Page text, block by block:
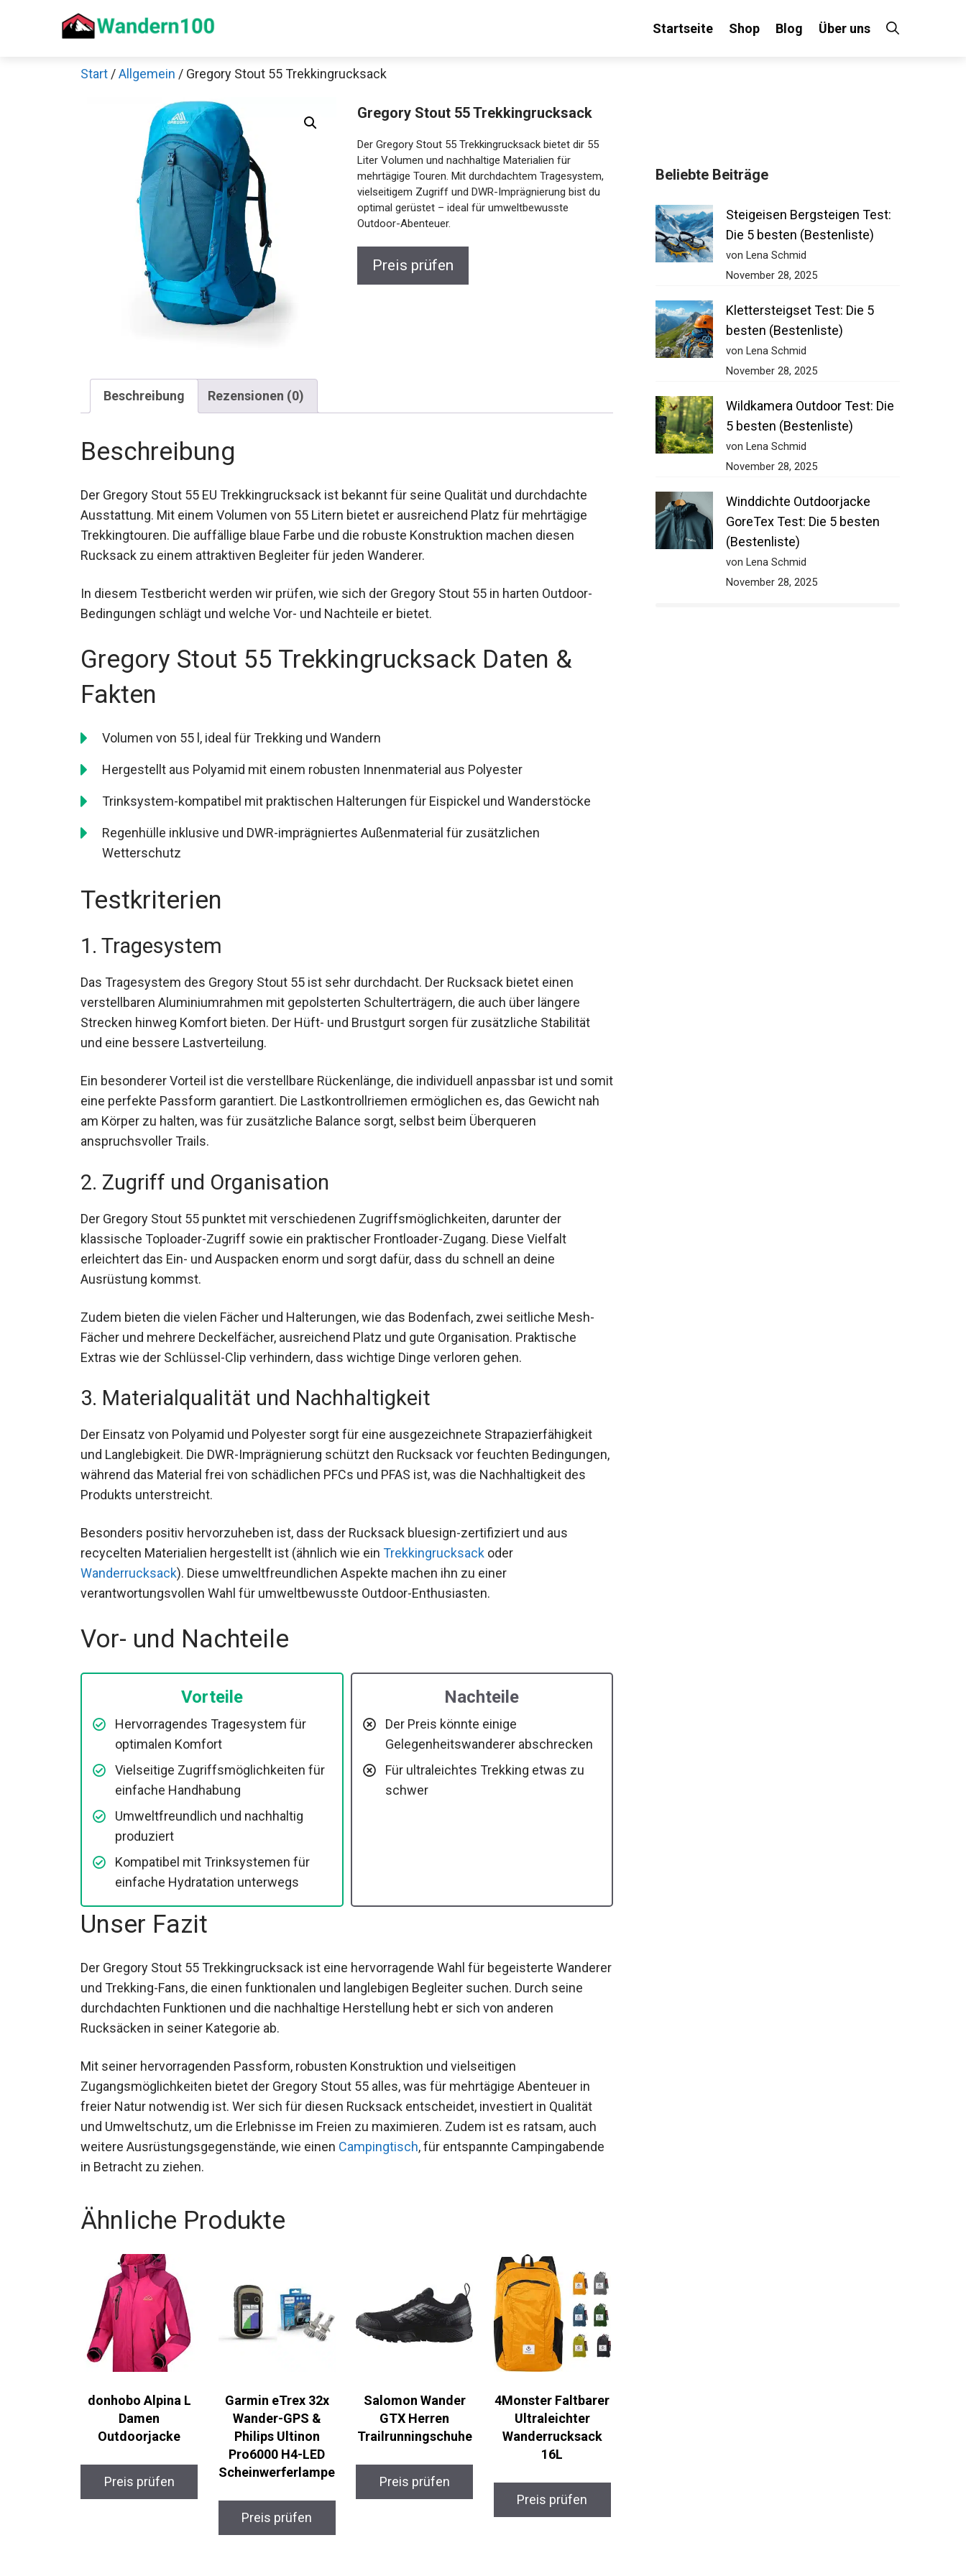
Startseite Shop Blog Über uns
Start /Allgemein / Gregory Stout 55 Trekkingrucksack
Gregory Stout 55 Trekkingrucksack
Der Gregory Stout 55 Trekkingrucksack bietet dir 55
Liter Volumen und nachhaltige Materialien für
mehrtägige Touren. Mit durchdachtem Tragesystem,
vielseitigem Zugriff und DWR-Imprägnierung bist du
optimal gerüstet – ideal für umweltbewusste
Outdoor-Abenteuer.
Preis prüfen
Beschreibung Rezensionen (0)
Beschreibung
Der Gregory Stout 55 EU Trekkingrucksack ist bekannt für seine Qualität und durchdachte
Ausstattung. Mit einem Volumen von 55 Litern bietet er ausreichend Platz für mehrtägige
Trekkingtouren. Die auffällige blaue Farbe und die robuste Konstruktion machen diesen
Rucksack zu einem attraktiven Begleiter für jeden Wanderer.
In diesem Testbericht werden wir prüfen, wie sich der Gregory Stout 55 in harten Outdoor-
Bedingungen schlägt und welche Vor- und Nachteile er bietet.
Gregory Stout 55 Trekkingrucksack Daten &
Fakten
Volumen von 55 l, ideal für Trekking und Wandern
Hergestellt aus Polyamid mit einem robusten Innenmaterial aus Polyester
Trinksystem-kompatibel mit praktischen Halterungen für Eispickel und Wanderstöcke
Regenhülle inklusive und DWR-imprägniertes Außenmaterial für zusätzlichen
Wetterschutz
Testkriterien
1. Tragesystem
Das Tragesystem des Gregory Stout 55 ist sehr durchdacht. Der Rucksack bietet einen
verstellbaren Aluminiumrahmen mit gepolsterten Schulterträgern, die auch über längere
Strecken hinweg Komfort bieten. Der Hüft- und Brustgurt sorgen für zusätzliche Stabilität
und eine bessere Lastverteilung.
Ein besonderer Vorteil ist die verstellbare Rückenlänge, die individuell anpassbar ist und
somit eine perfekte Passform garantiert. Die Lastkontrollriemen ermöglichen es, das
Gewicht nah am Körper zu halten, was für zusätzliche Balance sorgt, selbst beim
Überqueren anspruchsvoller Trails.
2. Zugriff und Organisation
Der Gregory Stout 55 punktet mit verschiedenen Zugriffsmöglichkeiten, darunter der
klassische Toploader-Zugriff sowie ein praktischer Frontloader-Zugang. Diese Vielfalt
erleichtert das Ein- und Auspacken enorm und sorgt dafür, dass du schnell an deine
Ausrüstung kommst.
Zudem bieten die vielen Fächer und Halterungen, wie das Bodenfach, zwei seitliche Mesh-
Fächer und mehrere Deckelfächer, ausreichend Platz und gute Organisation. Praktische
Extras wie der Schlüssel-Clip verhindern, dass wichtige Dinge verloren gehen.
3. Materialqualität und Nachhaltigkeit
Der Einsatz von Polyamid und Polyester sorgt für eine ausgezeichnete Strapazierfähigkeit
und Langlebigkeit. Die DWR-Imprägnierung schützt den Rucksack vor feuchten
Bedingungen, während das Material frei von schädlichen PFCs und PFAS ist, was die
Nachhaltigkeit des Produkts unterstreicht.
Besonders positiv hervorzuheben ist, dass der Rucksack bluesign-zertifiziert und aus
recycelten Materialien hergestellt ist (ähnlich wie ein Trekkingrucksack oder
Wanderrucksack). Diese umweltfreundlichen Aspekte machen ihn zu einer
verantwortungsvollen Wahl für umweltbewusste Outdoor-Enthusiasten.
Vor- und Nachteile
Vorteile
Hervorragendes Tragesystem für
optimalen Komfort
Vielseitige Zugriffsmöglichkeiten für
einfache Handhabung
Umweltfreundlich und nachhaltig
produziert
Kompatibel mit Trinksystemen für
einfache Hydratation unterwegs
Nachteile
Der Preis könnte einige
Gelegenheitswanderer abschrecken
Für ultraleichtes Trekking etwas zu
schwer
Unser Fazit
Der Gregory Stout 55 Trekkingrucksack ist eine hervorragende Wahl für begeisterte
Wanderer und Trekking-Fans, die einen funktionalen und langlebigen Begleiter suchen.
Durch seine durchdachten Funktionen und die nachhaltige Herstellung hebt er sich von
anderen Rucksäcken in seiner Kategorie ab.
Mit seiner hervorragenden Passform, robusten Konstruktion und vielseitigen
Zugangsmöglichkeiten bietet der Gregory Stout 55 alles, was für mehrtägige Abenteuer in
freier Natur notwendig ist. Wer sich für diesen Rucksack entscheidet, investiert in Qualität
und Umweltschutz, um die Erlebnisse im Freien zu maximieren. Zudem ist es ratsam, auch
weitere Ausrüstungsgegenstände, wie einen Campingtisch , für entspannte Campingabende
in Betracht zu ziehen.
Ähnliche Produkte
donhobo Alpina L
Damen
Outdoorjacke
Preis prüfen
Garmin eTrex 32x
Wander-GPS &
Philips Ultinon
Pro6000 H4-LED
Scheinwerferlamp
Preis prüfen
Salomon Wander
GTX Herren
Trailrunningschuhe
Preis prüfen
4Monster Faltbarer
Ultraleichter
Wanderrucksack
16L
Preis prüfen
Beliebte Beiträge
Steigeisen Bergsteigen Test:
Die 5 besten (Bestenliste)
von Lena Schmid
November 28, 2025
Klettersteigset Test: Die 5
besten (Bestenliste)
von Lena Schmid
November 28, 2025
Wildkamera Outdoor Test: Die
5 besten (Bestenliste)
von Lena Schmid
November 28, 2025
Winddichte Outdoorjacke
GoreTex Test: Die 5 besten
(Bestenliste)
von Lena Schmid
November 28, 2025
Decathlon Sale
Schaue dir jetzt die meistverkauften Produkte im Sale bei Decathlon an!
Jetzt anschauen